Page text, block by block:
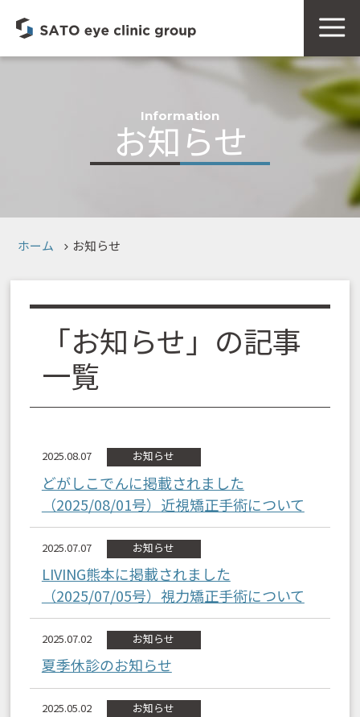
Information
お知らせ
ホーム お知らせ
「お知らせ」の記事
一覧
2025.08.07 お知らせ
どがしこでんに掲載されました
（2025/08/01号）近視矯正手術について
2025.07.07 お知らせ
LIVING熊本に掲載されました
（2025/07/05号）視力矯正手術について
2025.07.02 お知らせ
夏季休診のお知らせ
2025.05.02 お知らせ